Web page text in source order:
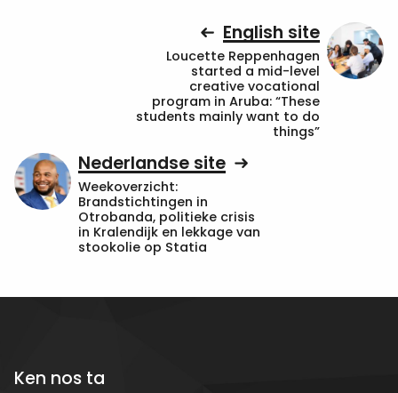
English site
Loucette Reppenhagen
started a mid-level
creative vocational
program in Aruba: “These
students mainly want to do
things”
Nederlandse site
Weekoverzicht:
Brandstichtingen in
Otrobanda, politieke crisis
in Kralendijk en lekkage van
stookolie op Statia
Ken nos ta